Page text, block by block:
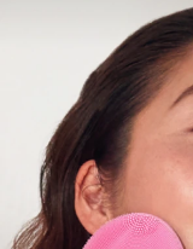
FAQ™ Pure
BREAKING
English
Français
Polski